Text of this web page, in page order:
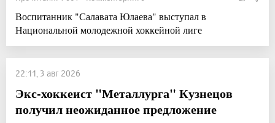
Воспитанник "Салавата Юлаева" выступал в
Национальной молодежной хоккейной лиге
22:11, 3 авг 2026
Экс-хоккеист "Металлурга" Кузнецов
получил неожиданное предложение